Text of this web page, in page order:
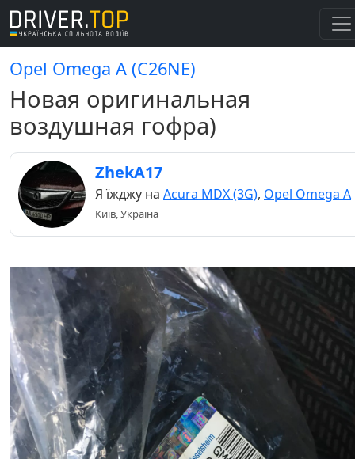
Opel Omega A (C26NE)
Новая оригинальная
воздушная гофра)
ZhekA17
Я їжджу на Acura MDX (3G), Opel Omega A
Київ, Україна